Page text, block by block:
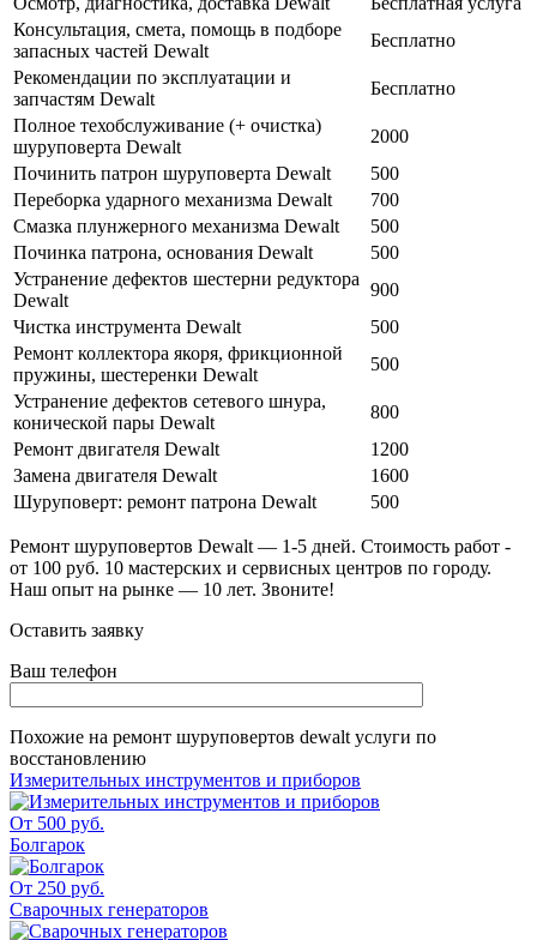
Консультация, смета, помощь в подборе
запасных частей Dewalt
Бесплатно
Рекомендации по эксплуатации и
запчастям Dewalt
Бесплатно
Полное техобслуживание (+ очистка)
шуруповерта Dewalt
2000
Починить патрон шуруповерта Dewalt
500
Переборка ударного механизма Dewalt
700
Смазка плунжерного механизма Dewalt
500
Починка патрона, основания Dewalt
500
Устранение дефектов шестерни редуктора
Dewalt
900
Чистка инструмента Dewalt
500
Ремонт коллектора якоря, фрикционной
пружины, шестеренки Dewalt
500
Устранение дефектов сетевого шнура,
конической пары Dewalt
800
Ремонт двигателя Dewalt
1200
Замена двигателя Dewalt
1600
Шуруповерт: ремонт патрона Dewalt
500
Ремонт шуруповертов Dewalt — 1-5 дней. Стоимость работ -
от 100 руб. 10 мастерских и сервисных центров по городу.
Наш опыт на рынке — 10 лет. Звоните!
Оставить заявку
Ваш телефон
Похожие на ремонт шуруповертов dewalt услуги по
восстановлению
Измерительных инструментов и приборов
От 500 руб.
Болгарок
От 250 руб.
Сварочных генераторов